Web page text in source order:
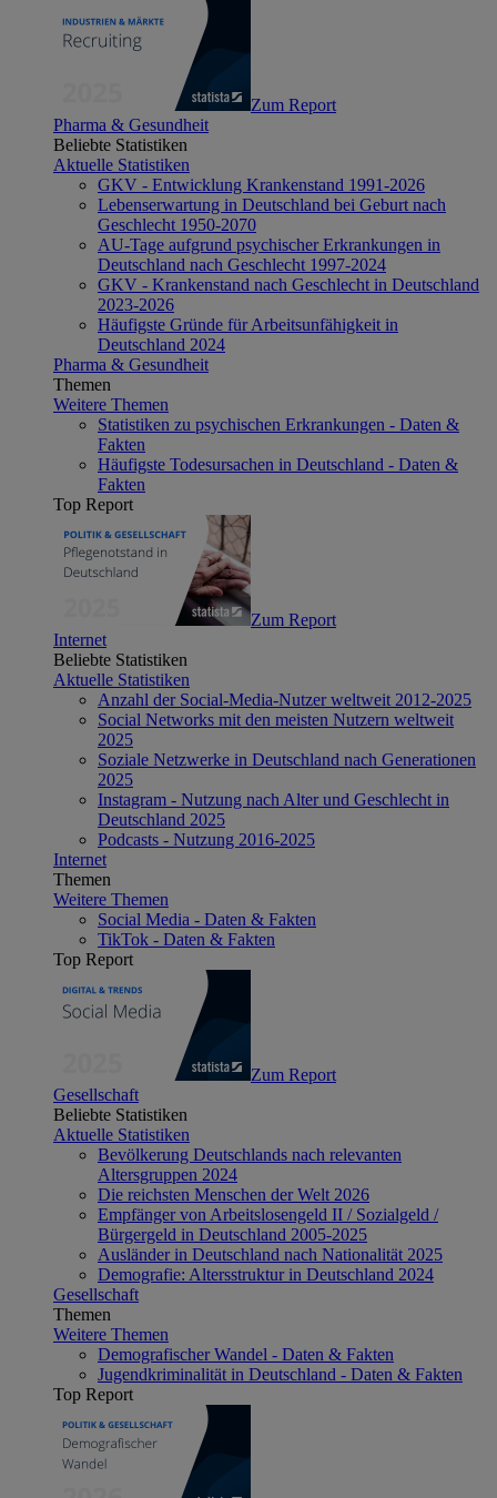
Zum Report
Pharma & Gesundheit
Beliebte Statistiken
Aktuelle Statistiken
GKV - Entwicklung Krankenstand 1991-2026
Lebenserwartung in Deutschland bei Geburt nach
Geschlecht 1950-2070
AU-Tage aufgrund psychischer Erkrankungen in
Deutschland nach Geschlecht 1997-2024
GKV - Krankenstand nach Geschlecht in Deutschland
2023-2026
Häufigste Gründe für Arbeitsunfähigkeit in
Deutschland 2024
Pharma & Gesundheit
Themen
Weitere Themen
Statistiken zu psychischen Erkrankungen - Daten &
Fakten
Häufigste Todesursachen in Deutschland - Daten &
Fakten
Top Report
Zum Report
Internet
Beliebte Statistiken
Aktuelle Statistiken
Anzahl der Social-Media-Nutzer weltweit 2012-2025
Social Networks mit den meisten Nutzern weltweit
2025
Soziale Netzwerke in Deutschland nach Generationen
2025
Instagram - Nutzung nach Alter und Geschlecht in
Deutschland 2025
Podcasts - Nutzung 2016-2025
Internet
Themen
Weitere Themen
Social Media - Daten & Fakten
TikTok - Daten & Fakten
Top Report
Zum Report
Gesellschaft
Beliebte Statistiken
Aktuelle Statistiken
Bevölkerung Deutschlands nach relevanten
Altersgruppen 2024
Die reichsten Menschen der Welt 2026
Empfänger von Arbeitslosengeld II / Sozialgeld /
Bürgergeld in Deutschland 2005-2025
Ausländer in Deutschland nach Nationalität 2025
Demografie: Altersstruktur in Deutschland 2024
Gesellschaft
Themen
Weitere Themen
Demografischer Wandel - Daten & Fakten
Jugendkriminalität in Deutschland - Daten & Fakten
Top Report